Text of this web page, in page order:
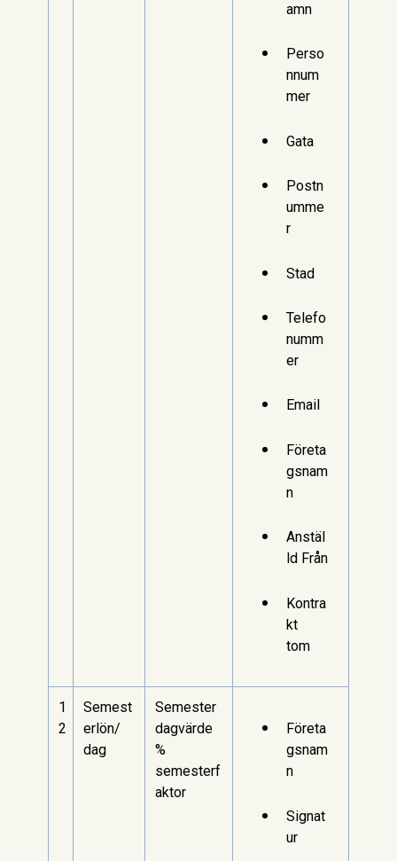
amn
Perso
nnum
mer
Gata
Postn
umme
r
Stad
Telefo
numm
er
Email
Företa
gsnam
n
Anstäl
ld Från
Kontra
kt
tom
1
2
Semest
erlön/
dag
Semester
dagvärde
%
semesterf
aktor
Företa
gsnam
n
Signat
ur